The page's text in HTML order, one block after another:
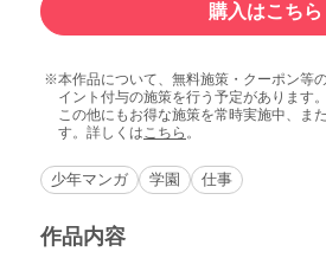
購入はこちら
本作品について、無料施策・クーポン等
イント付与の施策を行う予定があります。
この他にもお得な施策を常時実施中、ま
す。詳しくはこちら 。
少年マンガ 学園 仕事
作品内容